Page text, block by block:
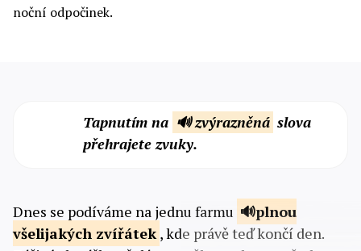
noční odpočinek.
Tapnutím na 🔊 zvýrazněná slova
přehrajete zvuky.
Dnes se podíváme na jednu farmu
plnou
všelijakých zvířátek , kde právě teď končí den.